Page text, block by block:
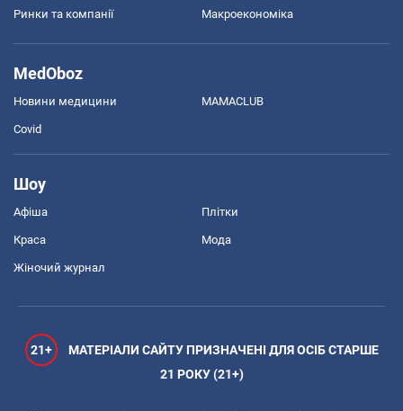
Ринки та компанії Макроекономіка
MedOboz
Новини медицини MAMACLUB
Covid
Шоу
Афіша Плітки
Краса Мода
Жіночий журнал
21+
МАТЕРІАЛИ САЙТУ ПРИЗНАЧЕНІ ДЛЯ ОСІБ СТАРШЕ
21 РОКУ (21+)